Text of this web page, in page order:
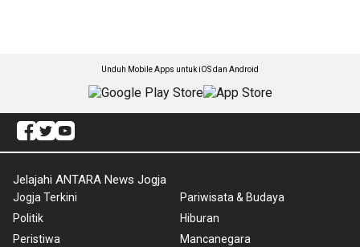
Unduh Mobile Apps untuk iOS dan Android
Jelajahi ANTARA News Jogja
Jogja Terkini
Politik
Peristiwa
Pariwisata & Budaya
Hiburan
Mancanegara